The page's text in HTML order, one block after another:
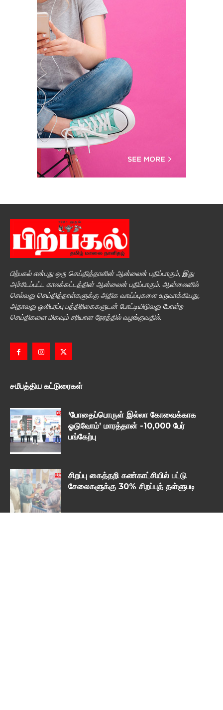
பிற்பகல் என்பது ஒரு செய்தித்தாளின் ஆன்லைன் பதிப்பாகும், இது
அச்சிடப்பட்ட காலக்கட்டத்தின் ஆன்லைன் பதிப்பாகும். ஆன்லைனில்
செல்வது செய்தித்தாள்களுக்கு அதிக வாய்ப்புகளை உருவாக்கியது,
அதாவது ஒளிபரப்பு பத்திரிகைகளுடன் போட்டியிடுவது போன்ற
செய்திகளை மிகவும் சரியான நேரத்தில் வழங்குவதில்.
சமீபத்திய கட்டுரைகள்
‘போதைப்பொருள் இல்லா கோவைக்காக
ஓடுவோம்’ மாரத்தான் -10,000 பேர்
பங்கேற்பு
சிறப்பு கைத்தறி கண்காட்சியில் பட்டு
சேலைகளுக்கு 30% சிறப்புத் தள்ளுபடி